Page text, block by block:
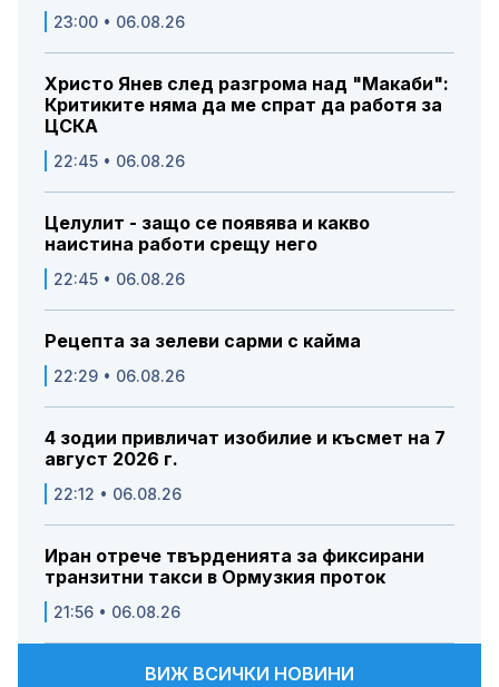
23:00 • 06.08.26
Христо Янев след разгрома над "Макаби":
Критиките няма да ме спрат да работя за
ЦСКА
22:45 • 06.08.26
Целулит - защо се появява и какво
наистина работи срещу него
22:45 • 06.08.26
Рецепта за зелеви сарми с кайма
22:29 • 06.08.26
4 зодии привличат изобилие и късмет на 7
август 2026 г.
22:12 • 06.08.26
Иран отрече твърденията за фиксирани
транзитни такси в Ормузкия проток
21:56 • 06.08.26
ВИЖ ВСИЧКИ НОВИНИ